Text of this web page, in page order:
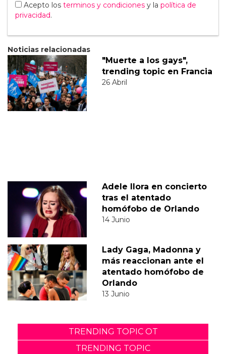
Acepto los terminos y condiciones y la política de
privacidad.
Noticias relacionadas
"Muerte a los gays",
trending topic en Francia
26 Abril
Adele llora en concierto
tras el atentado
homófobo de Orlando
14 Junio
Lady Gaga, Madonna y
más reaccionan ante el
atentado homófobo de
Orlando
13 Junio
TRENDING TOPIC OT
TRENDING TOPIC